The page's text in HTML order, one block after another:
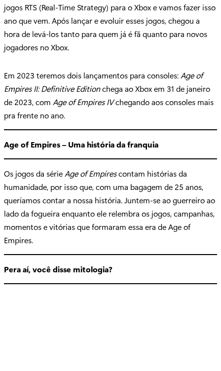
jogos RTS (Real-Time Strategy) para o Xbox e vamos fazer isso
ano que vem. Após lançar e evoluir esses jogos, chegou a
hora de levá-los tanto para quem já é fã quanto para novos
jogadores no Xbox.
Em 2023 teremos dois lançamentos para consoles:Age of
Empires II: Definitive Editionchega ao Xbox em 31 de janeiro
de 2023, com Age of Empires IVchegando aos consoles mais
pra frente no ano.
Age of Empires – Uma história da franquia
Os jogos da sérieAge of Empirescontam histórias da
humanidade, por isso que, com uma bagagem de 25 anos,
queríamos contar a nossa história. Juntem-se ao guerreiro ao
lado da fogueira enquanto ele relembra os jogos, campanhas,
momentos e vitórias que formaram essa era de Age of
Empires.
Pera aí, você disse mitologia?